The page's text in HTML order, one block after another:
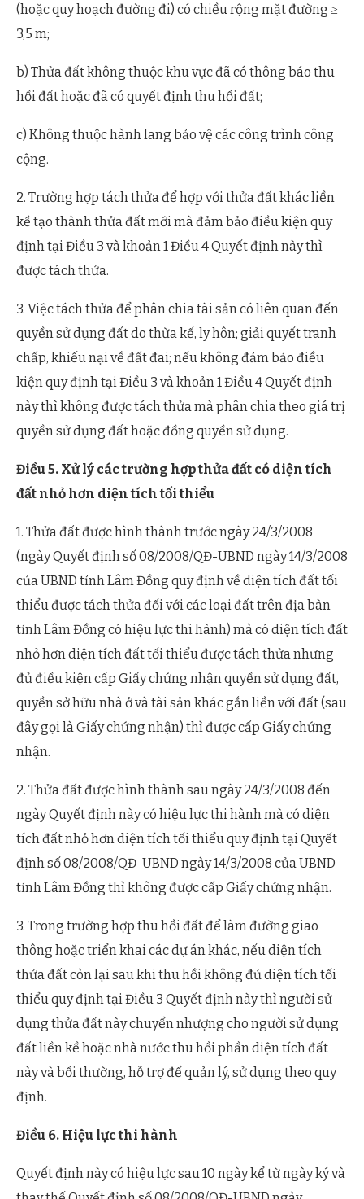
(hoặc quy hoạch đường đi) có chiều rộng mặt đường ≥
3,5 m;
b) Thửa đất không thuộc khu vực đã có thông báo thu
hồi đất hoặc đã có quyết định thu hồi đất;
c) Không thuộc hành lang bảo vệ các công trình công
cộng.
2. Trường hợp tách thửa để hợp với thửa đất khác liền
kề tạo thành thửa đất mới mà đảm bảo điều kiện quy
định tại Điều 3 và khoản 1 Điều 4 Quyết định này thì
được tách thửa.
3. Việc tách thửa để phân chia tài sản có liên quan đến
quyền sử dụng đất do thừa kế, ly hôn; giải quyết tranh
chấp, khiếu nại về đất đai; nếu không đảm bảo điều
kiện quy định tại Điều 3 và khoản 1 Điều 4 Quyết định
này thì không được tách thửa mà phân chia theo giá trị
quyền sử dụng đất hoặc đồng quyền sử dụng.
Điều 5. Xử lý các trường hợp thửa đất có diện tích
đất nhỏ hơn diện tích tối thiểu
1. Thửa đất được hình thành trước ngày 24/3/2008
(ngày Quyết định số 08/2008/QĐ-UBND ngày 14/3/2008
của UBND tỉnh Lâm Đồng quy định về diện tích đất tối
thiểu được tách thửa đối với các loại đất trên địa bàn
tỉnh Lâm Đồng có hiệu lực thi hành) mà có diện tích đất
nhỏ hơn diện tích đất tối thiểu được tách thửa nhưng
đủ điều kiện cấp Giấy chứng nhận quyền sử dụng đất,
quyền sở hữu nhà ở và tài sản khác gắn liền với đất (sau
đây gọi là Giấy chứng nhận) thì được cấp Giấy chứng
nhận.
2. Thửa đất được hình thành sau ngày 24/3/2008 đến
ngày Quyết định này có hiệu lực thi hành mà có diện
tích đất nhỏ hơn diện tích tối thiểu quy định tại Quyết
định số 08/2008/QĐ-UBND ngày 14/3/2008 của UBND
tỉnh Lâm Đồng thì không được cấp Giấy chứng nhận.
3. Trong trường hợp thu hồi đất để làm đường giao
thông hoặc triển khai các dự án khác, nếu diện tích
thửa đất còn lại sau khi thu hồi không đủ diện tích tối
thiểu quy định tại Điều 3 Quyết định này thì người sử
dụng thửa đất này chuyển nhượng cho người sử dụng
đất liền kề hoặc nhà nước thu hồi phần diện tích đất
này và bồi thường, hỗ trợ để quản lý, sử dụng theo quy
định.
Điều 6. Hiệu lực thi hành
Quyết định này có hiệu lực sau 10 ngày kể từ ngày ký và